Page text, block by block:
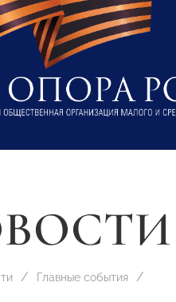
Главные события